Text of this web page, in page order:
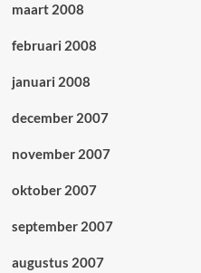
maart 2008
februari 2008
januari 2008
december 2007
november 2007
oktober 2007
september 2007
augustus 2007